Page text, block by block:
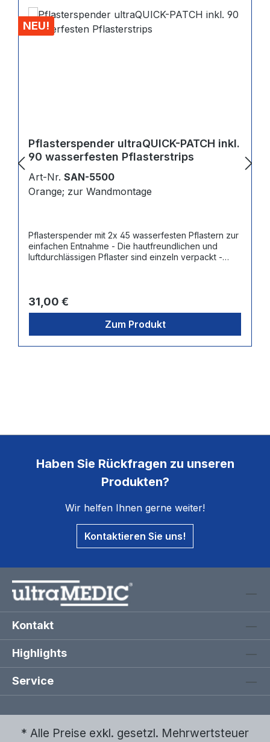
NEU!
Pflasterspender ultraQUICK-PATCH inkl.
90 wasserfesten Pflasterstrips
Art-Nr. SAN-5500
Orange; zur Wandmontage
Pflasterspender mit 2x 45 wasserfesten Pflastern zur
einfachen Entnahme - Die hautfreundlichen und
luftdurchlässigen Pflaster sind einzeln verpackt -
5512) Blau + Detektierbar (Artnr. SAN-5513)
Regulärer Preis:
31,00 €
Zum Produkt
Haben Sie Rückfragen zu unseren
Produkten?
Wir helfen Ihnen gerne weiter!
Kontaktieren Sie uns!
Kontakt
Highlights
Service
* Alle Preise exkl. gesetzl. Mehrwertsteuer